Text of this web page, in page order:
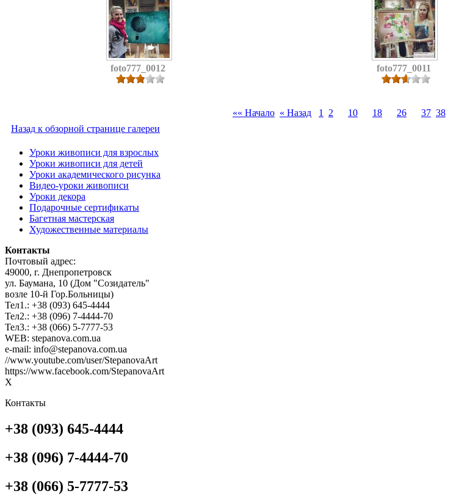
foto777_0012 foto777_0011
«« Начало « Назад 1 2 10 18 26 37 38
Назад к обзорной странице галереи
Уроки живописи для взрослых
Уроки живописи для детей
Уроки академического рисунка
Видео-уроки живописи
Уроки декора
Подарочные сертификаты
Багетная мастерская
Художественные материалы
Контакты
Почтовый адрес:
49000, г. Днепропетровск
ул. Баумана, 10 (Дом "Созидатель"
возле 10-й Гор.Больницы)
Тел1.: +38 (093) 645-4444
Тел2.: +38 (096) 7-4444-70
Тел3.: +38 (066) 5-7777-53
WEB: stepanova.com.ua
e-mail: info@stepanova.com.ua
//www.youtube.com/user/StepanovaArt
https://www.facebook.com/StepanovaArt
X
Контакты
+38 (093) 645-4444
+38 (096) 7-4444-70
+38 (066) 5-7777-53